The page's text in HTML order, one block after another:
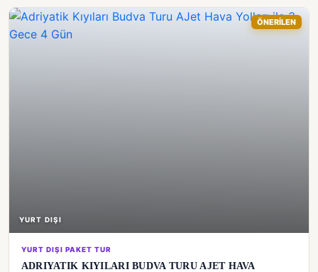
YURT DIŞI
ÖNERİLEN
YURT DIŞI PAKET TUR
ADRIYATIK KIYILARI BUDVA TURU AJET HAVA